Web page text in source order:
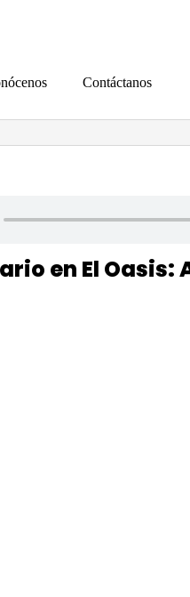
Contáctanos
en El Oasis: